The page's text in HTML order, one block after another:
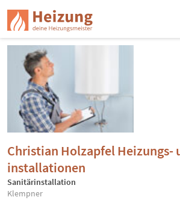
Christian Holzapfel Heizungs-
installationen
Sanitärinstallation
Klempner